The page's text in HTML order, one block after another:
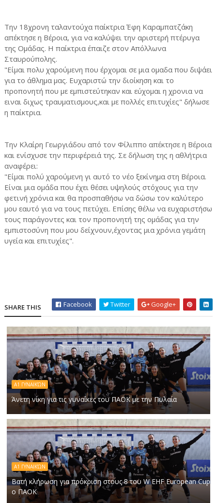
Την 18χρονη ταλαντούχα παίκτρια Έφη Καραμπατζάκη
απέκτησε η Βέροια, για να καλύψει την αριστερή πτέρυγα
της Ομάδας. Η παίκτρια έπαιζε στον Απόλλωνα
Σταυρούπολης.
"Είμαι πολυ χαρούμενη που έρχομαι σε μια ομαδα που διψάει
για το άθλημα μας. Ευχαριστώ την διοίκηση και το
προπονητή που με εμπιστεύτηκαν και εύχομαι η χρονια να
ειναι διχως τραυματισμους,και με πολλές επιτυχίες" δήλωσε
η παίκτρια.
Την Κλαίρη Γεωργιάδου από τον Φίλιππο απέκτησε η Βέροια
και ενίσχυσε την περιφέρειά της. Σε δήλωση της η αθλήτρια
αναφέρει:
"Είμαι πολύ χαρούμενη γι αυτό το νέο ξεκίνημα στη Βέροια.
Είναι μια ομάδα που έχει θέσει υψηλούς στόχους για την
φετινή χρόνια και θα προσπαθήσω να δώσω τον καλύτερο
μου εαυτό για να τους πετύχει. Επίσης θέλω να ευχαριστήσω
τους παράγοντες και τον προπονητή της ομάδας για την
εμπιστοσύνη που μου δείχνουν,έχοντας μια χρόνια γεμάτη
υγεία και επιτυχίες".
SHARE THIS Facebook Twitter Google+
Α1 ΓΥΝΑΙΚΏΝ
Άνετη νίκη για τις γυναίκες του ΠΑΟΚ με την Πυλαία
Α1 ΓΥΝΑΙΚΏΝ
Βατή κλήρωση για πρόκριση στους 8 του W EHF European Cup
ο ΠΑΟΚ